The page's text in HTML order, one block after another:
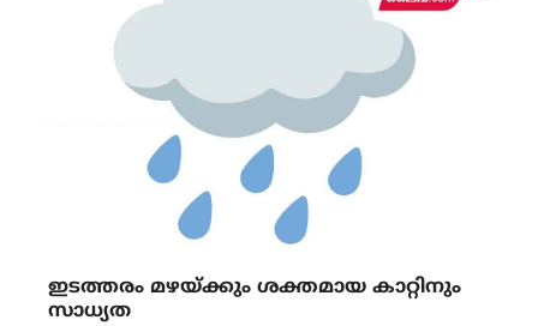
ഇടത്തരം മഴയ്ക്കും ശക്തമായ കാറ്റിനും
സാധ്യത